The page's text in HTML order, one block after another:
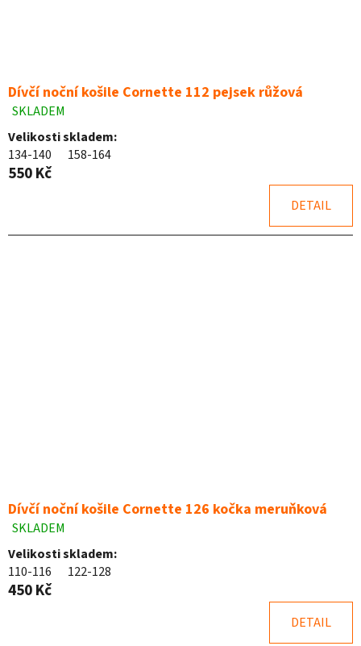
Dívčí noční košile Cornette 112 pejsek růžová
Průměrné
hodnocení
produktu
je
4,9
hvězdiček.
SKLADEM
Velikosti skladem:
134-140
158-164
550 Kč
DETAIL
Dívčí noční košile Cornette 126 kočka meruňková
Průměrné
hodnocení
produktu
je
5,0
SKLADEM
Velikosti skladem:
110-116
122-128
450 Kč
DETAIL